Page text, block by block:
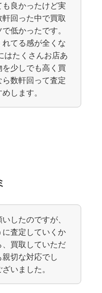
良かったけど実
回った中で買取
低かったです。
てる感が全くな
はたくさんお店あ
少しでも高く買
数軒回って査定
します。
したのですが、
査定していくか
買取していただ
切な対応でし
いました。